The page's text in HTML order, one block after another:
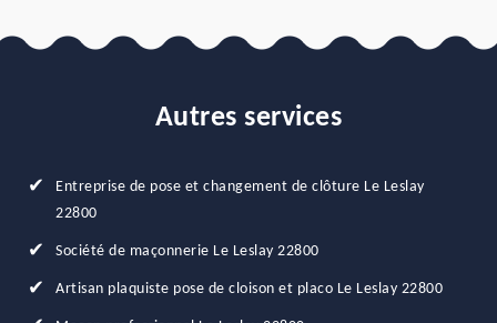
Autres services
Entreprise de pose et changement de clôture Le Leslay
22800
Société de maçonnerie Le Leslay 22800
Artisan plaquiste pose de cloison et placo Le Leslay 22800